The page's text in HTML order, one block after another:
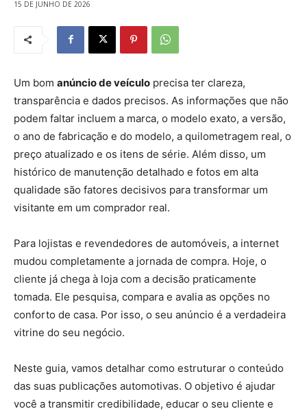
15 DE JUNHO DE 2026
Um bom anúncio de veículo precisa ter clareza,
transparência e dados precisos. As informações que não
podem faltar incluem a marca, o modelo exato, a versão,
o ano de fabricação e do modelo, a quilometragem real, o
preço atualizado e os itens de série. Além disso, um
histórico de manutenção detalhado e fotos em alta
qualidade são fatores decisivos para transformar um
visitante em um comprador real.
Para lojistas e revendedores de automóveis, a internet
mudou completamente a jornada de compra. Hoje, o
cliente já chega à loja com a decisão praticamente
tomada. Ele pesquisa, compara e avalia as opções no
conforto de casa. Por isso, o seu anúncio é a verdadeira
vitrine do seu negócio.
Neste guia, vamos detalhar como estruturar o conteúdo
das suas publicações automotivas. O objetivo é ajudar
você a transmitir credibilidade, educar o seu cliente e